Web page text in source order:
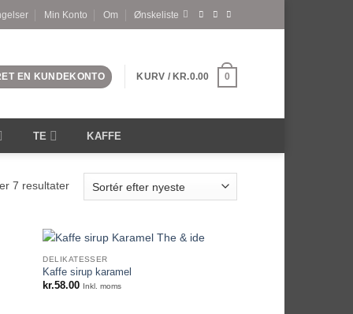
Min Konto Om Ønskeliste
EN KUNDEKONTO KURV / KR.0.00 0
TE KAFFE
7 resultaterSorteret
efter
DELIKATESSER
Kaffe sirup karamel
kr.58.00 Inkl. moms